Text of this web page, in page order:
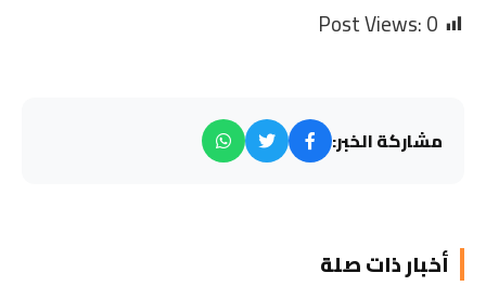
Post Views:0
مشاركة الخبر:
أخبار ذات صلة